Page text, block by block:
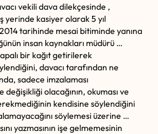
vekili dava dilekçesinde ,
yerinde kasiyer olarak 5 yıl
tarihinde mesai bitiminde yanına
insan kaynakları müdürü …
bir kağıt getirilerek
davacı tarafından ne
sadece imzalaması
olacağının, okuması ve
kendisine söylendiğini
söylemesi üzerine …
yazmasının işe gelmemesinin